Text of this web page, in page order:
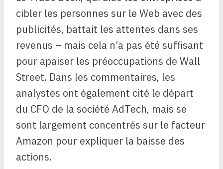
cibler les personnes sur le Web avec des
publicités, battait les attentes dans ses
revenus – mais cela n’a pas été suffisant
pour apaiser les préoccupations de Wall
Street. Dans les commentaires, les
analystes ont également cité le départ
du CFO de la société AdTech, mais se
sont largement concentrés sur le facteur
Amazon pour expliquer la baisse des
actions.